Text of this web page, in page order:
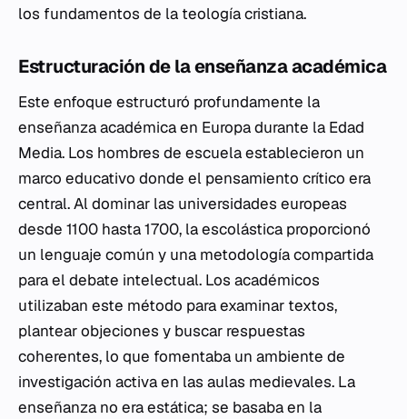
los fundamentos de la teología cristiana.
Estructuración de la enseñanza académica
Este enfoque estructuró profundamente la
enseñanza académica en Europa durante la Edad
Media. Los hombres de escuela establecieron un
marco educativo donde el pensamiento crítico era
central. Al dominar las universidades europeas
desde 1100 hasta 1700, la escolástica proporcionó
un lenguaje común y una metodología compartida
para el debate intelectual. Los académicos
utilizaban este método para examinar textos,
plantear objeciones y buscar respuestas
coherentes, lo que fomentaba un ambiente de
investigación activa en las aulas medievales. La
enseñanza no era estática; se basaba en la